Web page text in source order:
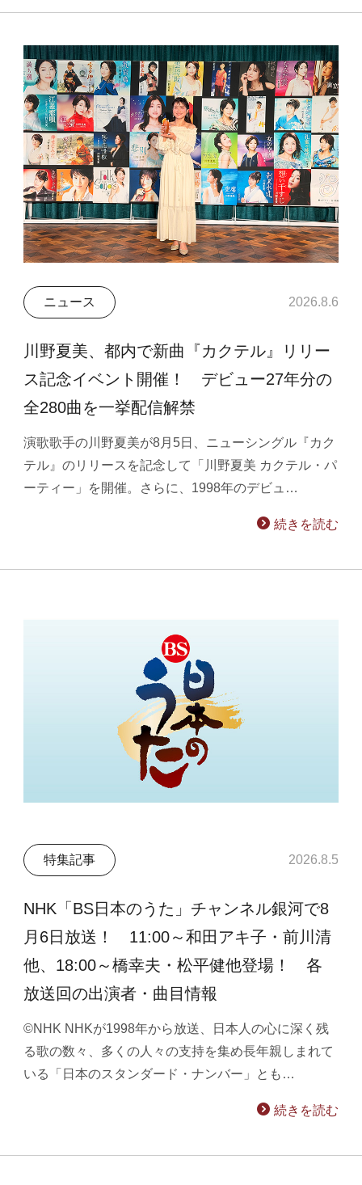
ニュース 2026.8.6
川野夏美、都内で新曲『カクテル』リリー
ス記念イベント開催！ デビュー27年分の
全280曲を一挙配信解禁
演歌歌手の川野夏美が8月5日、ニューシングル『カク
テル』のリリースを記念して「川野夏美 カクテル・パ
ーティー」を開催。さらに、1998年のデビュ…
続きを読む
特集記事 2026.8.5
NHK「BS日本のうた」チャンネル銀河で8
月6日放送！ 11:00～和田アキ子・前川清
他、18:00～橋幸夫・松平健他登場！ 各
放送回の出演者・曲目情報
©NHK NHKが1998年から放送、日本人の心に深く残
る歌の数々、多くの人々の支持を集め長年親しまれて
いる「日本のスタンダード・ナンバー」とも…
続きを読む